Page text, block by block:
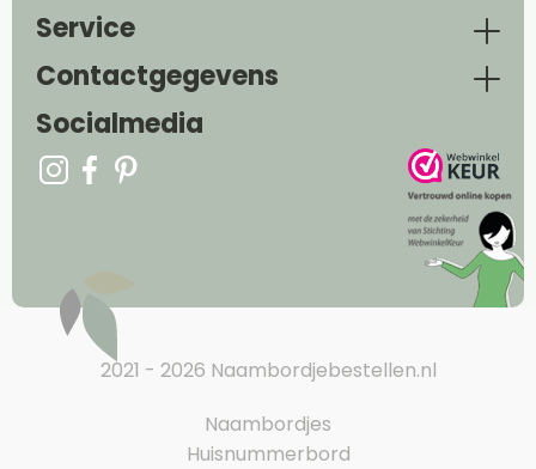
Service
Contactgegevens
Socialmedia
2021 - 2026 Naambordjebestellen.nl
Naambordjes
Huisnummerbord